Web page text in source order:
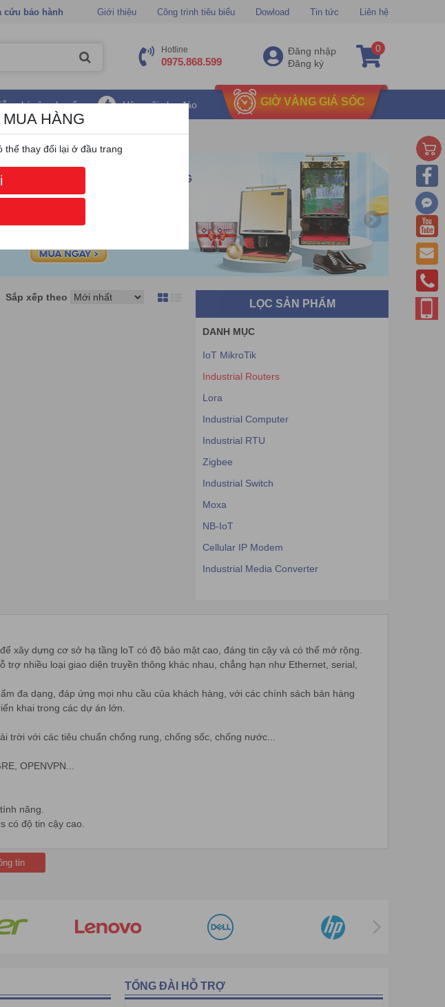
cứu bảo hành Giới thiệu Công trình tiêu biểu Dowload Tin tức Liên hệ
Hotline
0975.868.599
Đăng nhập
Đăng ký
0
phí vận chuyển Hậu mãi chu đáo GIỜ VÀNG GIÁ SỐC
Sắp xếp theo
LỌC SẢN PHẨM
DANH MỤC
IoT MikroTik
Industrial Routers
Lora
Industrial Computer
Industrial RTU
Zigbee
Industrial Switch
Moxa
NB-IoT
Cellular IP Modem
Industrial Media Converter
xây dựng cơ sở hạ tầng loT có độ bảo mật cao, đáng tin cậy và có thể mở rộng.
nhiều loại giao diện truyền thông khác nhau, chẳng hạn như Ethernet, serial,
đa dạng, đáp ứng mọi nhu cầu của khách hàng, với các chính sách bán hàng
khai trong các dự án lớn.
với các tiêu chuẩn chống rung, chống sốc, chống nước...
OPENVPN...
năng.
có độ tin cậy cao.
tin
TỔNG ĐÀI HỖ TRỢ
HÀNG
thể thay đổi lại ở đầu trang